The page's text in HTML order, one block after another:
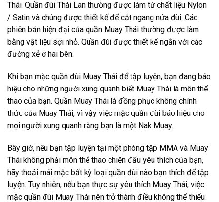
Thái. Quần đùi Thái Lan thường được làm từ chất liệu Nylon
/ Satin và chúng được thiết kế để cắt ngang nửa đùi. Các
phiên bản hiện đại của quần Muay Thái thường được làm
bằng vật liệu sợi nhỏ. Quần đùi được thiết kế ngắn với các
đường xẻ ở hai bên.
Khi bạn mặc quần đùi Muay Thái để tập luyện, bạn đang báo
hiệu cho những người xung quanh biết Muay Thái là môn thể
thao của bạn. Quần Muay Thái là đồng phục không chính
thức của Muay Thái, vì vậy việc mặc quần đùi báo hiệu cho
mọi người xung quanh rằng bạn là một Nak Muay.
Bây giờ, nếu bạn tập luyện tại một phòng tập MMA và Muay
Thái không phải môn thể thao chiến đấu yêu thích của bạn,
hãy thoải mái mặc bất kỳ loại quần đùi nào bạn thích để tập
luyện. Tuy nhiên, nếu bạn thực sự yêu thích Muay Thái, việc
mặc quần đùi Muay Thái nên trở thành điều không thể thiếu